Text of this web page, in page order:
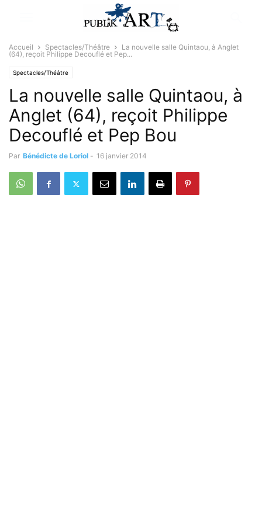
Accueil Spectacles/Théâtre
La nouvelle salle Quintaou, à Anglet
(64), reçoit Philippe Decouflé et Pep...
Spectacles/Théâtre
La nouvelle salle Quintaou, à
Anglet (64), reçoit Philippe
Decouflé et Pep Bou
Par Bénédicte de Loriol - 16 janvier 2014